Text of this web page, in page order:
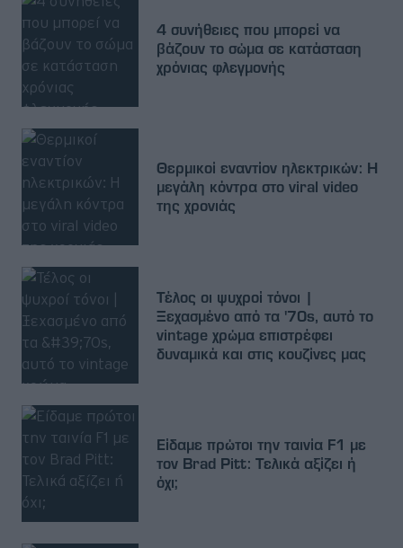
4 συνήθειες που μπορεί να
βάζουν το σώμα σε κατάσταση
χρόνιας φλεγμονής
Θερμικοί εναντίον ηλεκτρικών: Η
μεγάλη κόντρα στο viral video
της χρονιάς
Τέλος οι ψυχροί τόνοι |
Ξεχασμένο από τα '70s, αυτό το
vintage χρώμα επιστρέφει
δυναμικά και στις κουζίνες μας
Είδαμε πρώτοι την ταινία F1 με
τον Brad Pitt: Τελικά αξίζει ή
όχι;